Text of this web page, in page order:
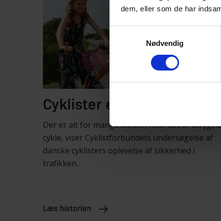
dem, eller som de har
Nødvendig
Cyklister er utrygge
Der er alt for mange steder, hvor det er utrygt
cykle, viser Cyklistforbundets undersøgelse af
danske cyklisters oplevelse af sikkerhed i
trafikken.
Læs historien